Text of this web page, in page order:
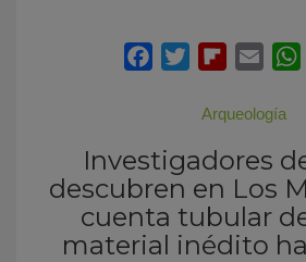
Arqueología
Investigadores
descubren en Los
cuenta tubular
material inédito